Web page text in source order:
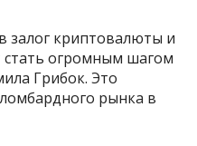
залог криптовалюты и
огромным шагом
Грибок. Это
рынка в